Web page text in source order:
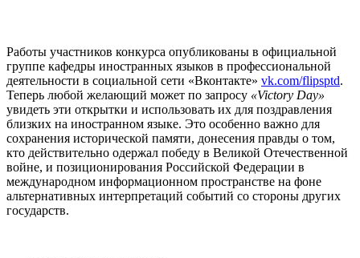
Работы участников конкурса опубликованы в официальной
группе кафедры иностранных языков в профессиональной
деятельности в социальной сети «Вконтакте» vk.com/flipsptd.
Теперь любой желающий может по запросу «Victory Day»
увидеть эти открытки и использовать их для поздравления
близких на иностранном языке. Это особенно важно для
сохранения исторической памяти, донесения правды о том,
кто действительно одержал победу в Великой Отечественной
войне, и позиционирования Российской Федерации в
международном информационном пространстве на фоне
альтернативных интерпретаций событий со стороны других
государств.